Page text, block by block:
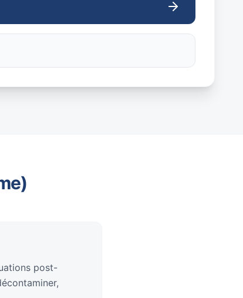
post-